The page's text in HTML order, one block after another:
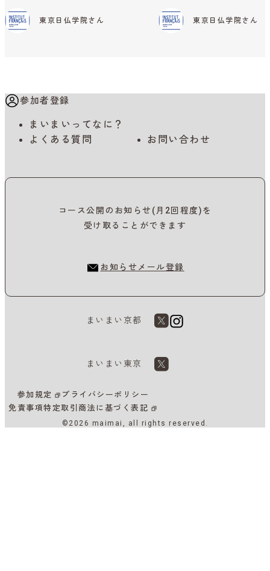
東京日仏学院さん 東京日仏学院さん
参加者登録
まいまいってなに？
よくある質問
お問い合わせ
コース公開のお知らせ(月2回程度)を
受け取ることができます
お知らせメール登録
まいまい京都
まいまい東京
参加規定
プライバシーポリシー
免責事項特定取引商法に基づく表記
©2026 maimai, all rights reserved.